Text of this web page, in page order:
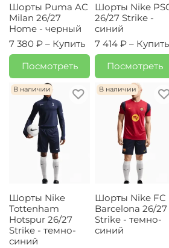
Шорты Puma AC
Milan 26/27
Home - черный
7 380 ₽ – Купить
Посмотреть
Шорты Nike
26/27 Strike -
синий
7 414 ₽ – Купить
Посмотреть
В наличии
Шорты Nike
Tottenham
Hotspur 26/27
Strike - темно-
синий
В наличии
Шорты Nike FC
Barcelona 26/27
Strike - темно-
синий